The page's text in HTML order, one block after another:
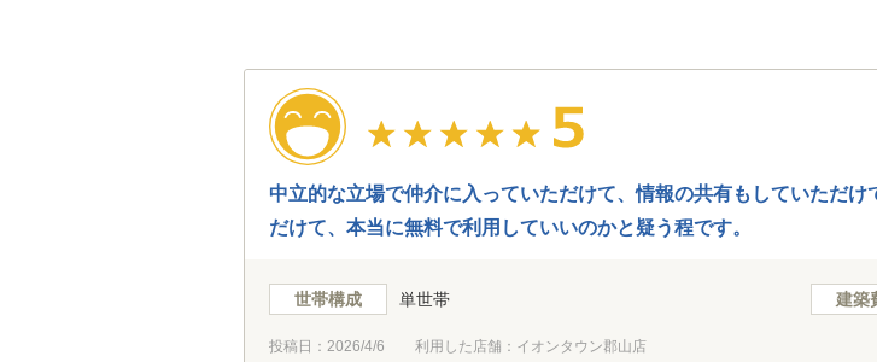
中立的な立場で仲介に入っていただけて、情報の共有もしていただ
だけて、本当に無料で利用していいのかと疑う程です。
世帯構成 単世帯 建築
投稿日： 2026/4/6 利用した店舗：イオンタウン郡山店